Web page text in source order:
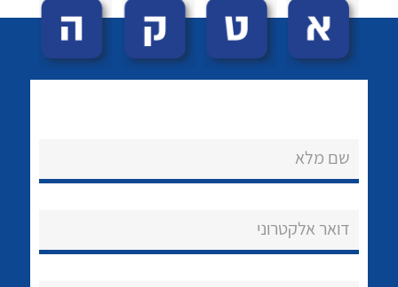
הצוות שלנו
שם מלא
דואר אלקטרוני